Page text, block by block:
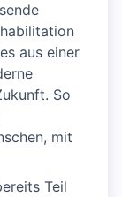
aus einer
So
mit
Teil